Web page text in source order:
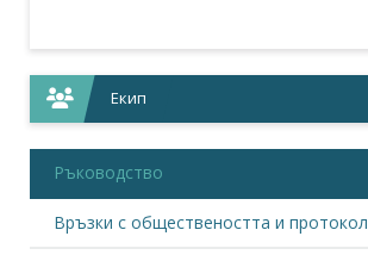
Екип
Ръководство
Връзки с обществеността и протокол